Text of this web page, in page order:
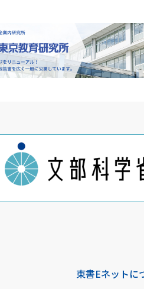
東書Eネットに